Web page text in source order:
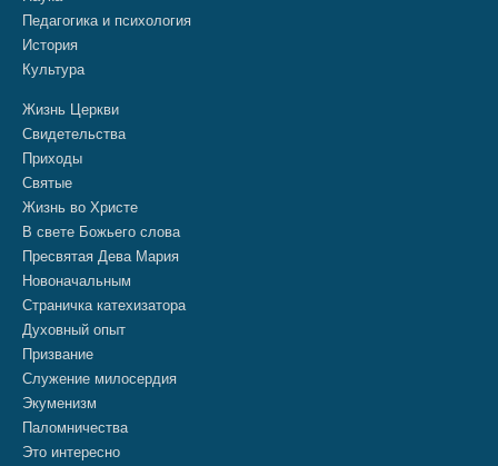
Педагогика и психология
История
Культура
Жизнь Церкви
Свидетельства
Приходы
Святые
Жизнь во Христе
В свете Божьего слова
Пресвятая Дева Мария
Новоначальным
Страничка катехизатора
Духовный опыт
Призвание
Служение милосердия
Экуменизм
Паломничества
Это интересно